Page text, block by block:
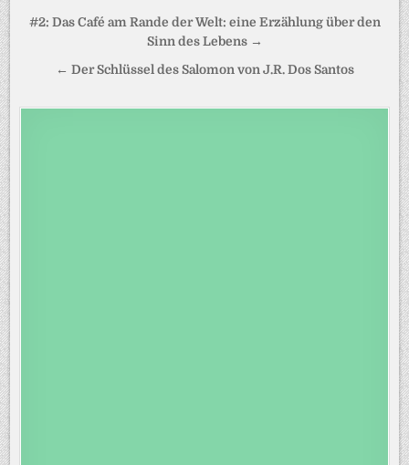
Beitragsnavigation
#2: Das Café am Rande der Welt: eine Erzählung über den
Sinn des Lebens →
← Der Schlüssel des Salomon von J.R. Dos Santos